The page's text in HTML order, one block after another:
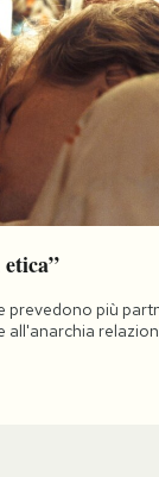
prevedono più
all'anarchia